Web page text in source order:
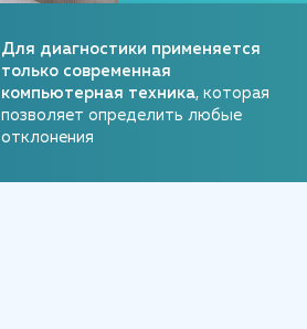
Для диагностики применяется
только современная
компьютерная техника, которая
позволяет определить любые
отклонения